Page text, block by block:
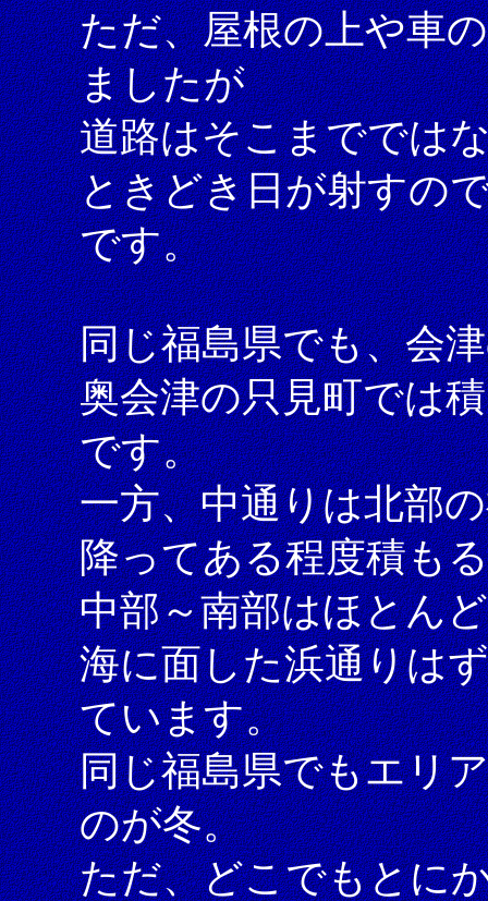
ただ、屋根の上や車
ましたが
道路はそこまででは
ときどき日が射すの
です。
同じ福島県でも、会
奥会津の只見町では
です。
一方、中通りは北部
降ってある程度積も
中部～南部はほとん
海に面した浜通りは
ています。
同じ福島県でもエリ
のが冬。
ただ、どこでもとに